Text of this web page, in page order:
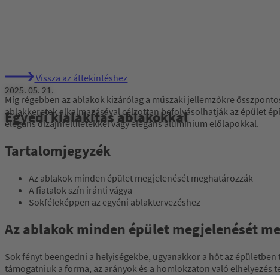
2025. 05. 21.
Egyedi kialakítás ablakokkal
Vissza az áttekintéshez
Míg régebben az ablakok kizárólag a műszaki jellemzőkre
ablakkeretek alkalmazásával célzottan befolyásolhatják az épület
elegáns dizájnfelületekkel vagy elegáns alumínium előlapokkal.
Tartalomjegyzék
Az ablakok minden épület megjelenését meghatározzák
A fiatalok szín iránti vágya
Sokféleképpen az egyéni ablaktervezéshez
Az ablakok minden épület megjelenését
Sok fényt beengedni a helyiségekbe, ugyanakkor a hőt az
támogatniuk a forma, az arányok és a homlokzaton való